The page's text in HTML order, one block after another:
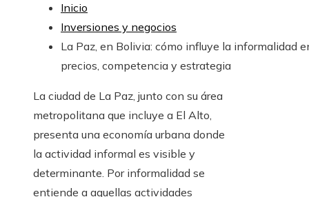
Inicio
Inversiones y negocios
La Paz, en Bolivia: cómo influye la informalidad
precios, competencia y estrategia
La ciudad de La Paz, junto con su área
metropolitana que incluye a El Alto,
presenta una economía urbana donde
la actividad informal es visible y
determinante. Por informalidad se
entiende a aquellas actividades